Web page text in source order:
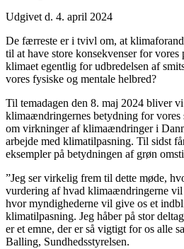
Udgivet d. 4. april 2024
De færreste er i tvivl om, at
til at have store konsekvenser for
klimaet egentlig for udbredelsen af
vores fysiske og mentale helbred?
Til temadagen den 8. maj 2024 bliver
klimaændringernes betydning for vores
om virkninger af klimaændringer i
arbejde med klimatilpasning. Til sidst
eksempler på betydningen af grøn
”Jeg ser virkelig frem til dette møde,
vurdering af hvad klimaændringerne
hvor myndighederne vil give os et
klimatilpasning. Jeg håber på stor
er et emne, der er så vigtigt for os alle
Balling, Sundhedsstyrelsen.